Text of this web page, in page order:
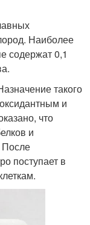
Наиболее
содержат 0,1
такого
и
что
и
После
поступает в